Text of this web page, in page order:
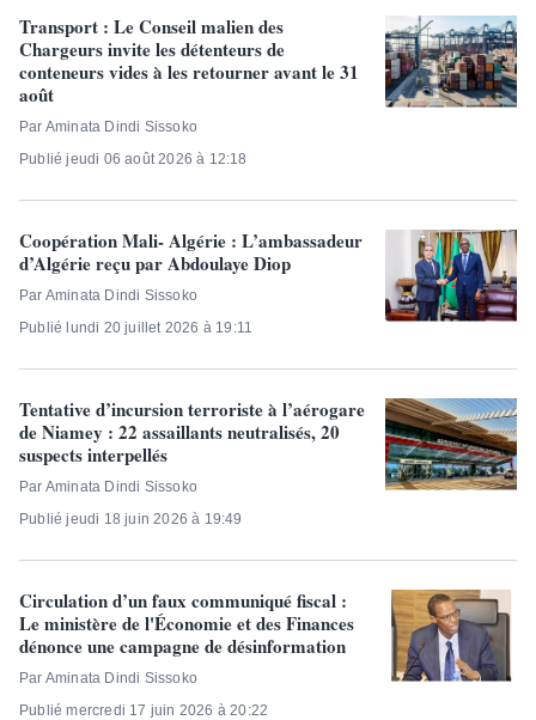
Transport : Le Conseil malien des
Chargeurs invite les détenteurs de
conteneurs vides à les retourner avant le 31
août
Par Aminata Dindi Sissoko
Publié jeudi 06 août 2026 à 12:18
Coopération Mali- Algérie : L’ambassadeur
d’Algérie reçu par Abdoulaye Diop
Par Aminata Dindi Sissoko
Publié lundi 20 juillet 2026 à 19:11
Tentative d’incursion terroriste à l’aérogare
de Niamey : 22 assaillants neutralisés, 20
suspects interpellés
Par Aminata Dindi Sissoko
Publié jeudi 18 juin 2026 à 19:49
Circulation d’un faux communiqué fiscal :
Le ministère de l'Économie et des Finances
dénonce une campagne de désinformation
Par Aminata Dindi Sissoko
Publié mercredi 17 juin 2026 à 20:22